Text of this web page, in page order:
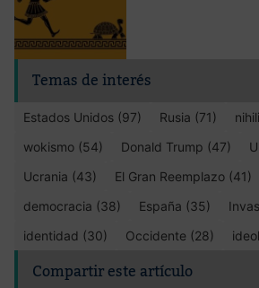
Temas de interés
Estados Unidos (97) Rusia (71)
wokismo (54)
Donald Trump (47)
Ucrania (43)
El Gran Reemplazo (41)
democracia (38)
España (35)
identidad (30)
Occidente (28)
Compartir este artículo